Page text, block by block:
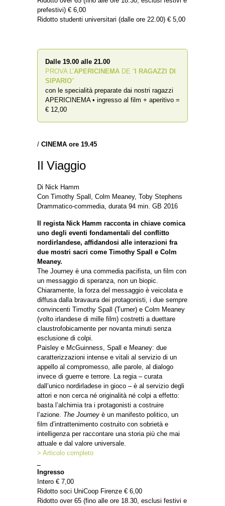
prefestivi) € 6,00
Ridotto studenti universitari (dalle ore 22.00) € 5,00
Dalle 19.00 alle 21.00
PROVA L’APERICINEMA DE “ I RAGAZZI DI
SIPARIO”
con le specialità preparate dai nostri ragazzi
APERICINEMA • ingresso al film + aperitivo =
€ 12,00
/ CINEMA ore 19.45
Il Viaggio
Di Nick Hamm
Con Timothy Spall, Colm Meaney, Toby Stephens
Drammatico-commedia, durata 94 min. GB 2016
Il regista Nick Hamm racconta in chiave comica
uno degli eventi fondamentali del conflitto
nordirlandese, affidandosi alle interazioni fra
due mostri sacri come Timothy Spall e Colm
Meaney.
The Journey è una commedia pacifista, un film con
un messaggio di speranza, non un biopic.
Chiaramente, la forza del messaggio è veicolata e
diffusa dalla bravaura dei protagonisti, i due sempre
convincenti Timothy Spall (Turner) e Colm Meaney
(volto irlandese di mille film) costretti a duettare
claustrofobicamente per novanta minuti senza
esclusione di colpi.
Paisley e McGuinness, Spall e Meaney: due
caratterizzazioni intense e vitali al servizio di un
appello al compromesso, alle parole, al dialogo
invece di guerre e terrore. La regia – curata
dall’unico nordirladese in gioco – è al servizio degli
attori e non cerca né originalità né colpi a effetto:
basta l’alchimia tra i protagonisti a costruire
l’azione. The Journey è un manifesto politico, un
film d’intrattenimento costruito con sobrietà e
intelligenza per raccontare una storia più che mai
attuale e dal valore universale.
> Articolo completo
Ingresso
Intero € 7,00
Ridotto soci UniCoop Firenze € 6,00
Ridotto over 65 (fino alle ore 18.30, esclusi festivi e